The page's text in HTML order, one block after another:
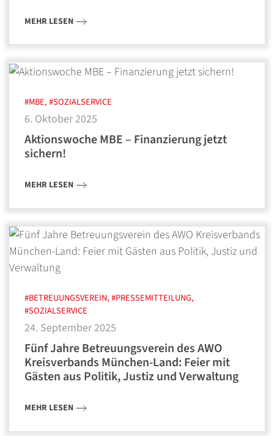
MEHR LESEN
#MBE, #SOZIALSERVICE
6. Oktober 2025
Aktionswoche MBE – Finanzierung jetzt
sichern!
MEHR LESEN
#BETREUUNGSVEREIN, #PRESSEMITTEILUNG,
#SOZIALSERVICE
24. September 2025
Fünf Jahre Betreuungsverein des AWO
Kreisverbands München-Land: Feier mit
Gästen aus Politik, Justiz und Verwaltung
MEHR LESEN